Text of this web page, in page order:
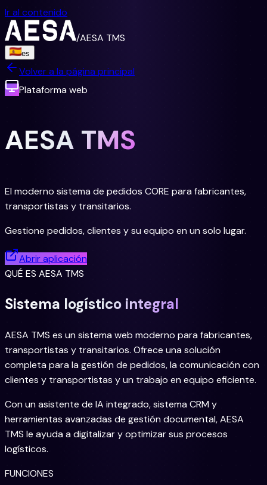
Ir al contenido
/AESA TMS
es
Volver a la página principal
Plataforma web
AESA TMS
El moderno sistema de pedidos CORE para fabricantes,
transportistas y transitarios.
Gestione pedidos, clientes y su equipo en un solo lugar.
Abrir aplicación
QUÉ ES AESA TMS
Sistema logístico integral
AESA TMS es un sistema web moderno para fabricantes,
transportistas y transitarios. Ofrece una solución
completa para la gestión de pedidos, la comunicación con
clientes y transportistas y un trabajo en equipo eficiente.
Con un asistente de IA integrado, sistema CRM y
herramientas avanzadas de gestión documental, AESA
TMS le ayuda a digitalizar y optimizar sus procesos
logísticos.
FUNCIONES